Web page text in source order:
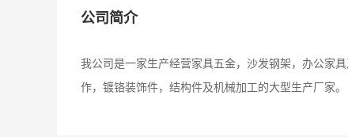
公司简介
我公司是一家生产经营家具五金，沙发钢架，办公家
作，镀铬装饰件，结构件及机械加工的大型生产厂家。